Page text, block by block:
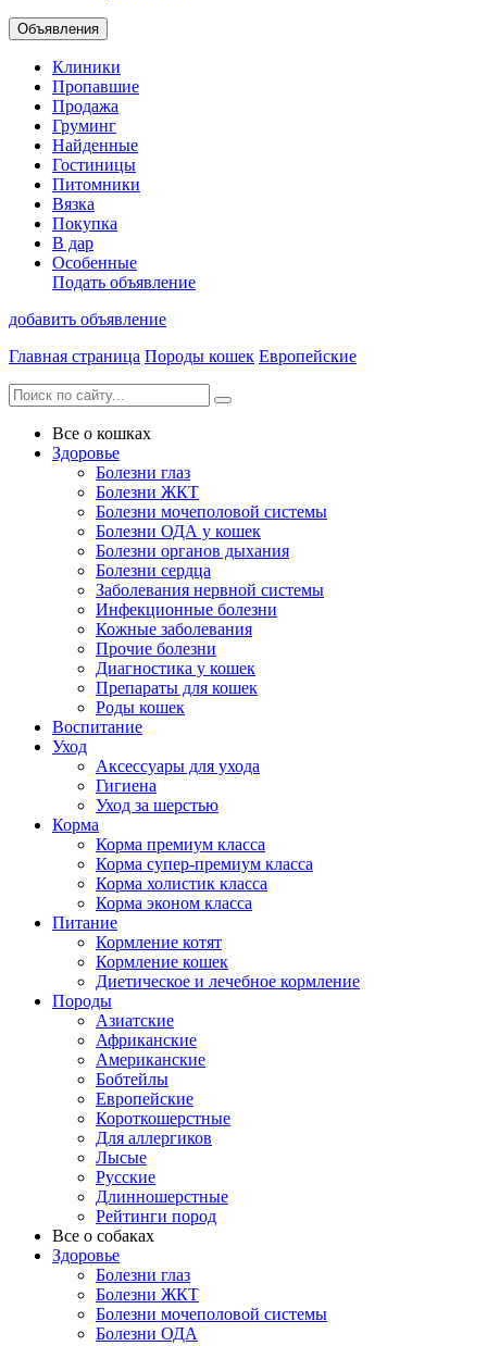
Объявления
Клиники
Пропавшие
Продажа
Груминг
Найденные
Гостиницы
Питомники
Вязка
Покупка
В дар
Особенные
Подать объявление
добавить объявление
Главная страница Породы кошек Европейские
Все о кошках
Здоровье
Болезни глаз
Болезни ЖКТ
Болезни мочеполовой системы
Болезни ОДА у кошек
Болезни органов дыхания
Болезни сердца
Заболевания нервной системы
Инфекционные болезни
Кожные заболевания
Прочие болезни
Диагностика у кошек
Препараты для кошек
Роды кошек
Воспитание
Уход
Аксессуары для ухода
Гигиена
Уход за шерстью
Корма
Корма премиум класса
Корма супер-премиум класса
Корма холистик класса
Корма эконом класса
Питание
Кормление котят
Кормление кошек
Диетическое и лечебное кормление
Породы
Азиатские
Африканские
Американские
Бобтейлы
Европейские
Короткошерстные
Для аллергиков
Лысые
Русские
Длинношерстные
Рейтинги пород
Все о собаках
Здоровье
Болезни глаз
Болезни ЖКТ
Болезни мочеполовой системы
Болезни ОДА